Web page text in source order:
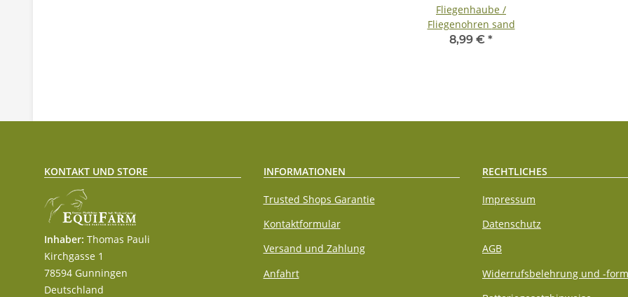
Fliegenhaube /
Fliegenohren sand
8,99 € *
KONTAKT UND STORE
Inhaber: Thomas Pauli
Kirchgasse 1
78594 Gunningen
Deutschland
INFORMATIONEN
Trusted Shops Garantie
Kontaktformular
Versand und Zahlung
Anfahrt
RECHTLICHES
Impressum
Datenschutz
AGB
Widerrufsbelehrung und -